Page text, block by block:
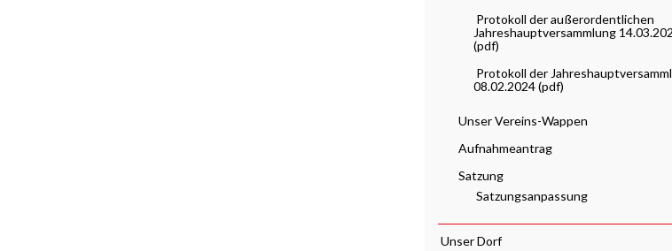
Protokoll der außerordentlichen
Jahreshauptversammlung
(pdf)
Protokoll der
08.02.2024 (pdf)
Unser Vereins-Wappen
Aufnahmeantrag
Satzung
Satzungsanpassung
Unser Dorf